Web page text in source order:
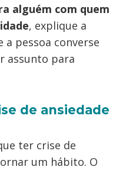
alguém com quem
, explique a
a pessoa converse
assunto para
de ansiedade
ter crise de
um hábito. O